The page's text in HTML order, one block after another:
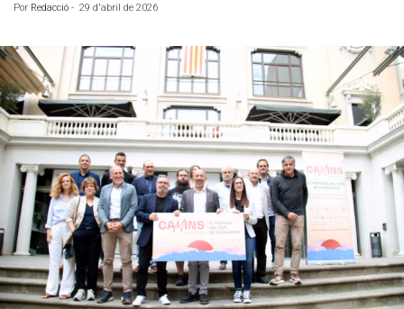
Por Redacció - 29 d'abril de 2026